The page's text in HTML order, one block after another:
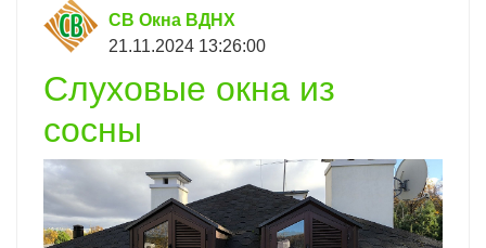
СВ Окна ВДНХ
21.11.2024 13:26:00
Слуховые окна из
сосны